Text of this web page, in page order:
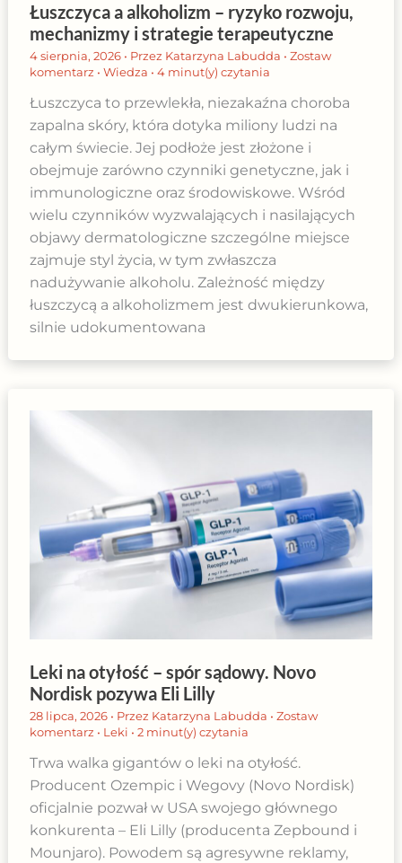
Łuszczyca a alkoholizm – ryzyko rozwoju,
mechanizmy i strategie terapeutyczne
4 sierpnia, 2026 • Przez Katarzyna Labudda • Zostaw
komentarz • Wiedza • 4 minut(y) czytania
Łuszczyca to przewlekła, niezakaźna choroba
zapalna skóry, która dotyka miliony ludzi na
całym świecie. Jej podłoże jest złożone i
obejmuje zarówno czynniki genetyczne, jak i
immunologiczne oraz środowiskowe. Wśród
wielu czynników wyzwalających i nasilających
objawy dermatologiczne szczególne miejsce
zajmuje styl życia, w tym zwłaszcza
nadużywanie alkoholu. Zależność między
łuszczycą a alkoholizmem jest dwukierunkowa,
silnie udokumentowana
Leki na otyłość – spór sądowy. Novo
Nordisk pozywa Eli Lilly
28 lipca, 2026 • Przez Katarzyna Labudda • Zostaw
komentarz • Leki • 2 minut(y) czytania
Trwa walka gigantów o leki na otyłość.
Producent Ozempic i Wegovy (Novo Nordisk)
oficjalnie pozwał w USA swojego głównego
konkurenta – Eli Lilly (producenta Zepbound i
Mounjaro). Powodem są agresywne reklamy,